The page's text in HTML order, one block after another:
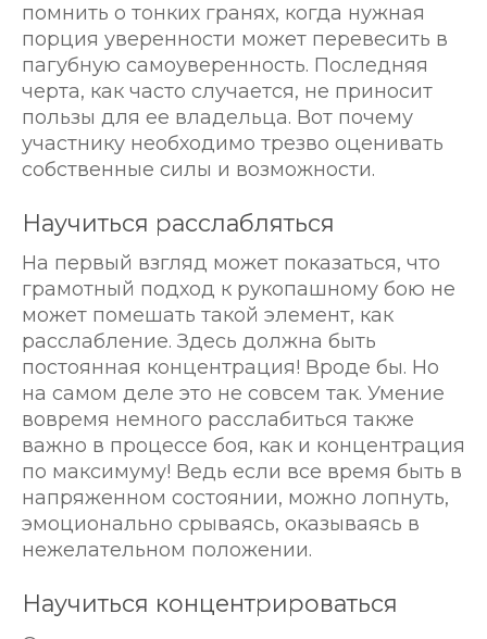
помнить о тонких гранях, когда нужная
порция уверенности может перевесить в
пагубную самоуверенность. Последняя
черта, как часто случается, не приносит
пользы для ее владельца. Вот почему
участнику необходимо трезво оценивать
собственные силы и возможности.
Научиться расслабляться
На первый взгляд может показаться, что
грамотный подход к рукопашному бою не
может помешать такой элемент, как
расслабление. Здесь должна быть
постоянная концентрация! Вроде бы. Но
на самом деле это не совсем так. Умение
вовремя немного расслабиться также
важно в процессе боя, как и концентрация
по максимуму! Ведь если все время быть в
напряженном состоянии, можно лопнуть,
эмоционально срываясь, оказываясь в
нежелательном положении.
Научиться концентрироваться